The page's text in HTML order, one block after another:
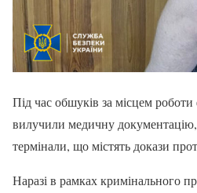
Під час обшуків за місцем
вилучили медичну документацію,
термінали, що містять докази
Наразі в рамках кримінального